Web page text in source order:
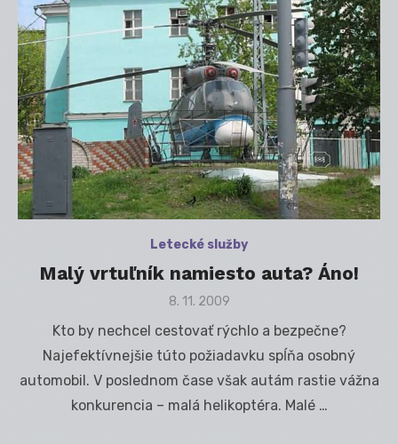
Letecké služby
Malý vrtuľník namiesto auta? Áno!
Posted
8. 11. 2009
Kto by nechcel cestovať rýchlo a bezpečne?
Najefektívnejšie túto požiadavku spĺňa osobný
automobil. V poslednom čase však autám rastie vážna
konkurencia – malá helikoptéra. Malé …